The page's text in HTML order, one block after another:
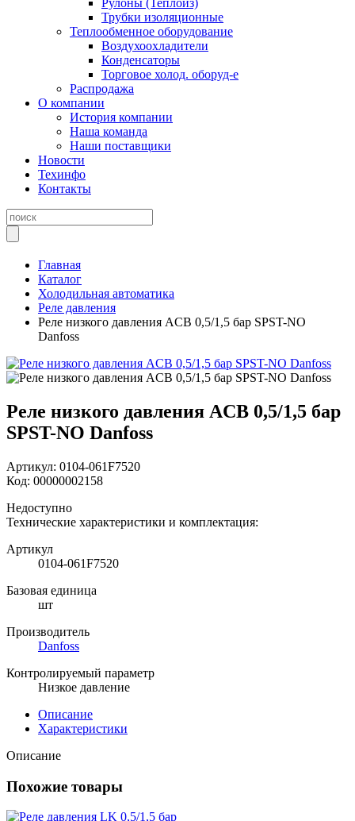
Рулоны (Теплоиз)
Трубки изоляционные
Теплообменное оборудование
Воздухоохладители
Конденсаторы
Торговое холод. оборуд-е
Распродажа
О компании
История компании
Наша команда
Наши поставщики
Новости
Техинфо
Контакты
Главная
Каталог
Холодильная автоматика
Реле давления
Реле низкого давления ACB 0,5/1,5 бар SPST-NO
Danfoss
Реле низкого давления ACB 0,5/1,5 бар
SPST-NO Danfoss
Артикул: 0104-061F7520
Код: 00000002158
Недоступно
Технические характеристики и комплектация:
Артикул
0104-061F7520
Базовая единица
шт
Производитель
Danfoss
Контролируемый параметр
Низкое давление
Описание
Характеристики
Описание
Похожие товары